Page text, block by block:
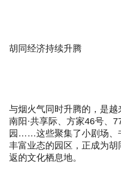
胡同经济持续升腾
与烟火气同时升腾的，是越
南阳·共享际、方家46号、
园……这些聚集了小剧场、
丰富业态的园区，正成为
返的文化栖息地。